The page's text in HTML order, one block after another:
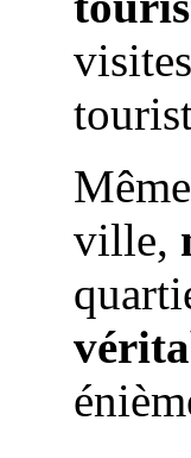
ville,